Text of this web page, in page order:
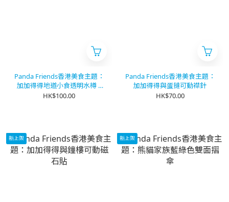
Panda Friends香港美食主題：
加加得得地道小食透明水樽 –
500ML
HK$100.00
Panda Friends香港美食主題：
加加得得與蛋撻可動襟針
HK$70.00
新上架 新上架